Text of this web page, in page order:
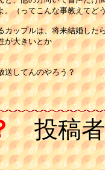
。（ってこんな事教えてど
カップルは、将来結婚した
が大きいとか
送してんのやろう？
投稿者